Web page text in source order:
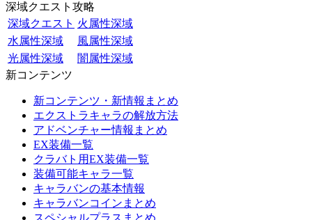
深域クエスト攻略
深域クエスト 火属性深域
水属性深域
風属性深域
光属性深域
闇属性深域
新コンテンツ
新コンテンツ・新情報まとめ
エクストラキャラの解放方法
アドベンチャー情報まとめ
EX装備一覧
クラバト用EX装備一覧
装備可能キャラ一覧
キャラバンの基本情報
キャラバンコインまとめ
スペシャルプラスまとめ